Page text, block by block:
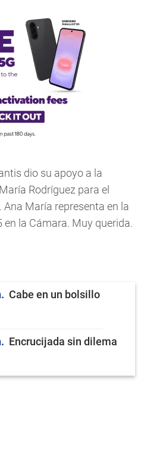
dio su apoyo a la
Rodríguez para el
María representa en la
la Cámara. Muy querida.
Cabe en un bolsillo
Encrucijada sin dilema